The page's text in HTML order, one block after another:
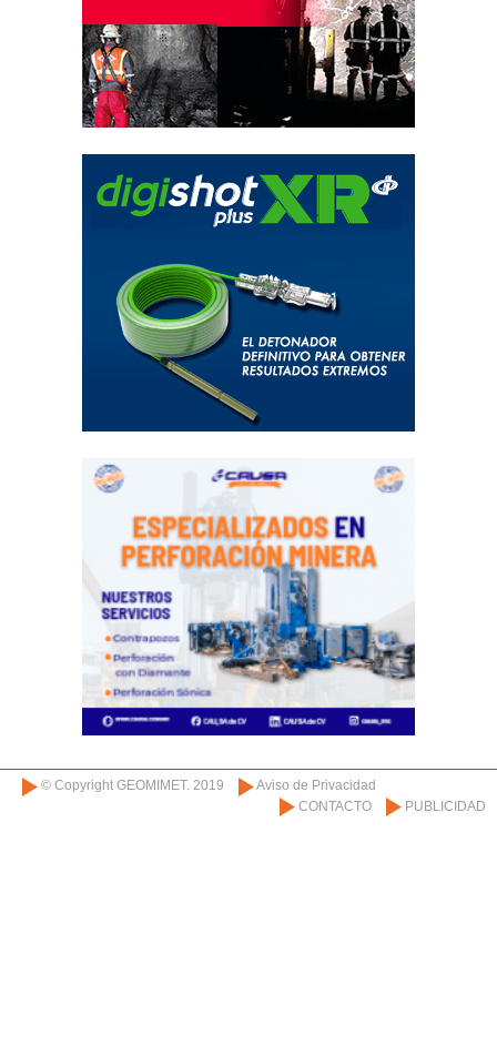
© Copyright GEOMIMET. 2019
Aviso de Privacidad
CONTACTO
PUBLICIDAD